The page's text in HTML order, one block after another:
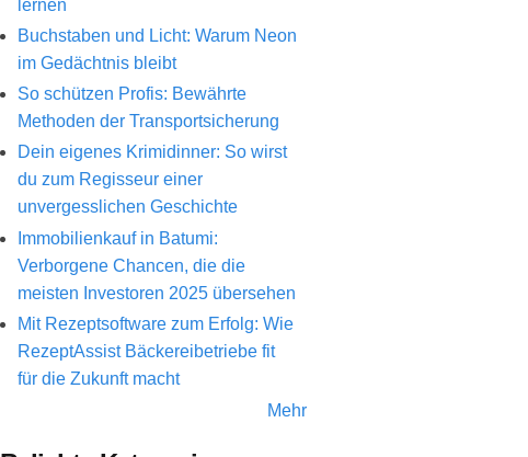
lernen
Buchstaben und Licht: Warum Neon
im Gedächtnis bleibt
So schützen Profis: Bewährte
Methoden der Transportsicherung
Dein eigenes Krimidinner: So wirst
du zum Regisseur einer
unvergesslichen Geschichte
Immobilienkauf in Batumi:
Verborgene Chancen, die die
meisten Investoren 2025 übersehen
Mit Rezeptsoftware zum Erfolg: Wie
RezeptAssist Bäckereibetriebe fit
für die Zukunft macht
Mehr